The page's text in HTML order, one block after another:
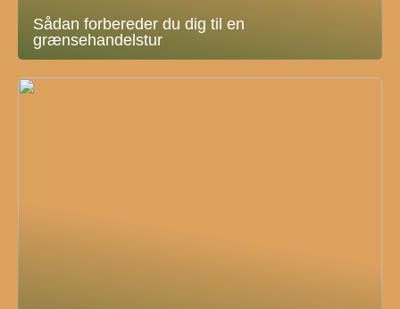
Sådan forbereder du dig til en
grænsehandelstur